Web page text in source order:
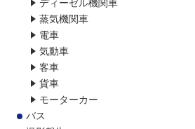
蒸気機関車
電車
気動車
客車
貨車
モーターカー
バス